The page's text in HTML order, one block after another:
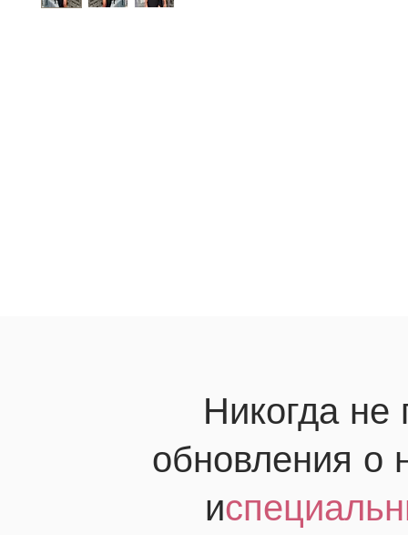
Никогда не
обновления о
и